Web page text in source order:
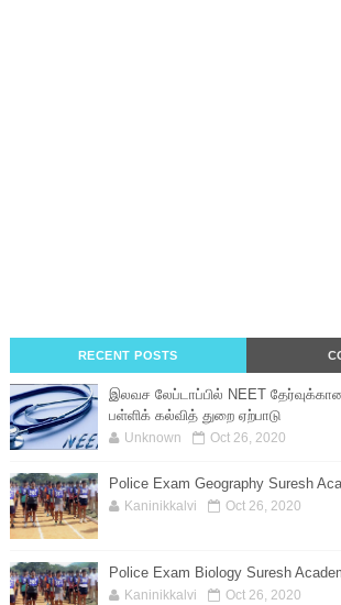
RECENT POSTS
இலவச லேப்டாப்பில் NEET
பள்ளிக் கல்வித் துறை ஏற்பாடு
Unknown Oct 26, 2020
Police Exam Geography Suresh
Kaninikkalvi Oct 26, 2020
Police Exam Biology Suresh
Kaninikkalvi Oct 26, 2020